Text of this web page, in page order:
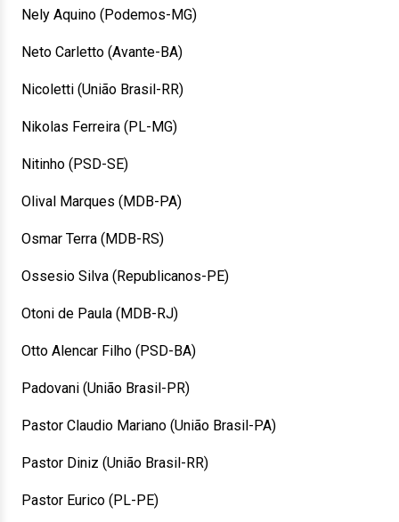
Nely Aquino (Podemos-MG)
Neto Carletto (Avante-BA)
Nicoletti (União Brasil-RR)
Nikolas Ferreira (PL-MG)
Nitinho (PSD-SE)
Olival Marques (MDB-PA)
Osmar Terra (MDB-RS)
Ossesio Silva (Republicanos-PE)
Otoni de Paula (MDB-RJ)
Otto Alencar Filho (PSD-BA)
Padovani (União Brasil-PR)
Pastor Claudio Mariano (União Brasil-PA)
Pastor Diniz (União Brasil-RR)
Pastor Eurico (PL-PE)